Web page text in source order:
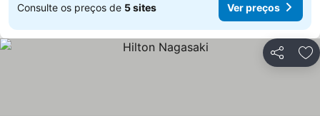
Consulte os preços de 5 sites Ver preços
Partilhar